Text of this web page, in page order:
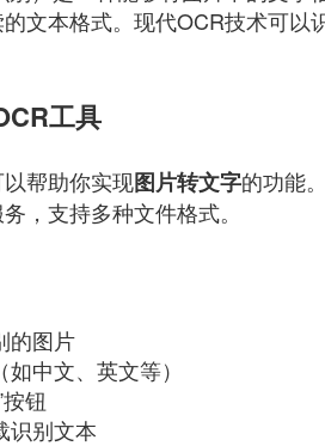
文本格式。现代OCR技术可
工具
帮助你实现图片转文字的功能
，支持多种文件格式。
的图片
中文、英文等）
钮
识别文本